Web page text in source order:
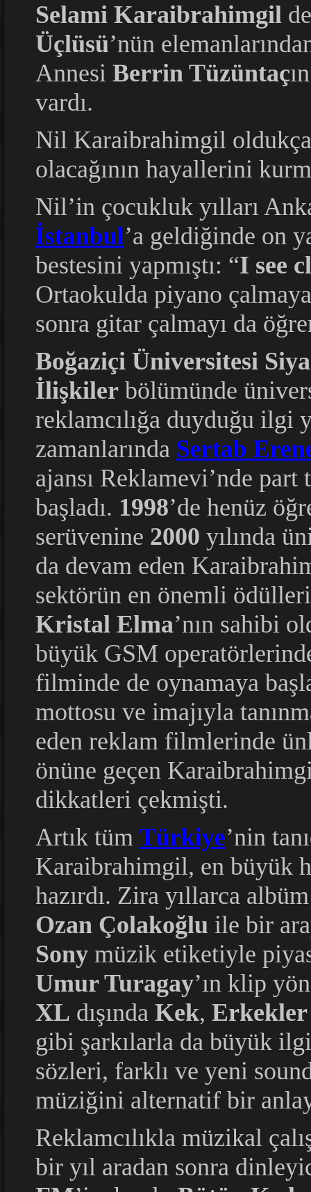
Selami Karaibrahimgil
Üçlüsü’nün
Annesi Berrin Tüzüntaç
vardı.
Nil Karaibrahimgil
olacağının hayallerini
Nil’in çocukluk yılları
İstanbul’a geldiğinde on
bestesini yapmıştı: “I see
Ortaokulda piyano
sonra gitar çalmayı da
Boğaziçi Üniversitesi
İlişkiler bölümünde
reklamcılığa duyduğu ilgi
zamanlarında Sertab
ajansı Reklamevi’nde
başladı. 1998’de henüz
serüvenine 2000 yılında
da devam eden
sektörün en önemli
Kristal Elma’nın sahibi
büyük GSM
filminde de oynamaya
mottosu ve imajıyla
eden reklam filmlerinde
önüne geçen
dikkatleri çekmişti.
Artık tüm Türkiye’nin
Karaibrahimgil, en büyük
hazırdı. Zira yıllarca
Ozan Çolakoğlu ile bir
Sony müzik etiketiyle
Umur Turagay’ın klip
XL dışında Kek, Erkekler
gibi şarkılarla da büyük
sözleri, farklı ve yeni
müziğini alternatif bir
Reklamcılıkla müzikal
bir yıl aradan sonra